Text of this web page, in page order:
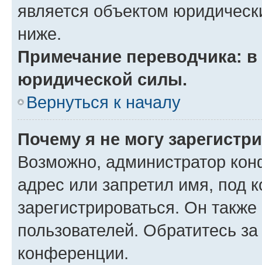
является объектом
ниже.
Примечание переводчика:
юридической силы.
Вернуться к началу
Почему я не могу
Возможно, администратор
адрес или запретил имя, под
зарегистрироваться. Он
пользователей. Обратитесь
конференции.